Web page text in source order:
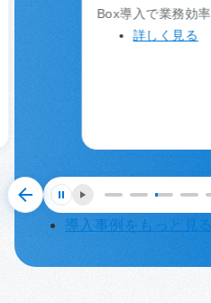
Box導入で業務効率化を推進
詳しく見る
停止する再生する
導入事例をもっと見る